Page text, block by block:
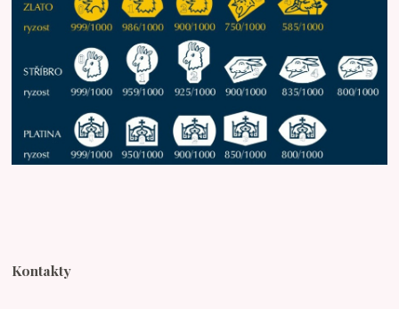
Kontakty